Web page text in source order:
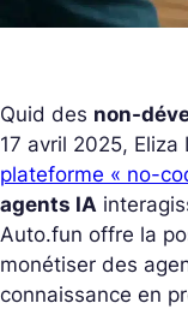
Quid des non-
17 avril 2025,
plateforme « no-
agents IA
Auto.fun offre la
monétiser des
connaissance en